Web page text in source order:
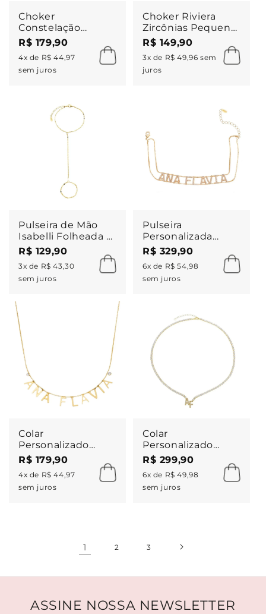
Choker
Constelação
Estrelas Sirius
Folheada a Ouro
18k
R$ 179,90
4x de R$ 44,97
sem juros
Choker Riviera
Zircônias Pequena
Cristal Folheada a
Ouro 18k Chiara
R$ 149,90
3x de R$ 49,96 sem
juros
Pulseira de Mão
Isabelli Folheada a
Ouro 18k
R$ 129,90
3x de R$ 43,30
sem juros
Pulseira
Personalizada
Nome Corrente
Dupla Zircônias
Folheada a Ouro
18k
R$ 329,90
6x de R$ 54,98
sem juros
Colar
Personalizado
Nome Ponto de
Luz Zircônia a Ouro
18k
R$ 179,90
4x de R$ 44,97
sem juros
Colar
Personalizado
Inicial Riviera
Folheado a Ouro
18k
R$ 299,90
6x de R$ 49,98
sem juros
1 2 3
ASSINE NOSSA NEWSLETTER